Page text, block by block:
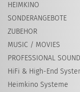
HEIMKINO
SONDERANGEBOTE
ZUBEHOR
MUSIC / MOVIES
PROFESSIONAL SOUND
HiFi & High-End
Heimkino Systeme